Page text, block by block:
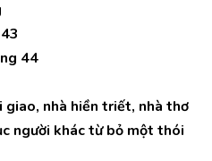
44
giao, nhà hiền triết, nhà thơ
người khác từ bỏ một thói